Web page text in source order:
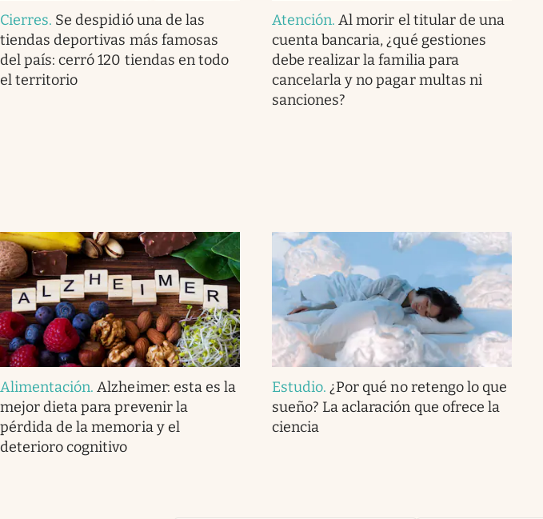
Cierres. Se despidió una de las
tiendas deportivas más famosas
del país: cerró 120 tiendas en todo
el territorio
Atención.Al morir el titular de una
cuenta bancaria, ¿qué gestiones
debe realizar la familia para
cancelarla y no pagar multas ni
sanciones?
Alimentación.Alzheimer: esta es la
mejor dieta para prevenir la
pérdida de la memoria y el
deterioro cognitivo
Estudio. ¿Por qué no retengo lo que
sueño? La aclaración que ofrece la
ciencia